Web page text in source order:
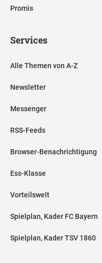
Promis
Services
Alle Themen von A-Z
Newsletter
Messenger
RSS-Feeds
Browser-Benachrichtigung
Ess-Klasse
Vorteilswelt
Spielplan, Kader FC Bayern
Spielplan, Kader TSV 1860